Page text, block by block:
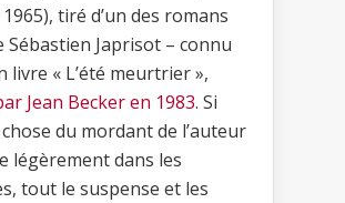
tiré d’un des romans
Sébastien Japrisot – connu
livre « L’été meurtrier »,
Jean Becker en 1983. Si
du mordant de l’auteur
légèrement dans les
tout le suspense et les